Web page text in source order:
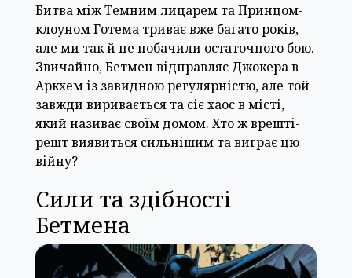
Битва між Темним лицарем та Принцом-
клоуном Готема триває вже багато років,
але ми так й не побачили остаточного бою.
Звичайно, Бетмен відправляє Джокера в
Аркхем із завидною регулярністю, але той
завжди виривається та сіє хаос в місті,
який називає своїм домом. Хто ж врешті-
решт виявиться сильнішим та виграє цю
війну?
Сили та здібності
Бетмена